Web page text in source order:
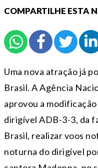
COMPARTILHE ESTA
Uma nova atração já
Brasil. A Agência
aprovou a
dirigível ADB-3-3, da
Brasil, realizar voos
noturna do dirigível